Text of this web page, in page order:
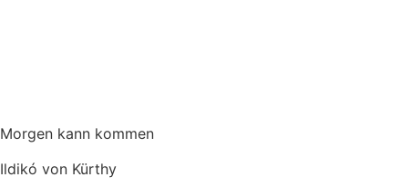
Morgen kann kommen
Ildikó von Kürthy